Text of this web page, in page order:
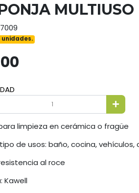
MULTIUSO
unidades.
limpieza en cerámica o fragüe
de usos: baño, cocina,
al roce
Kawell